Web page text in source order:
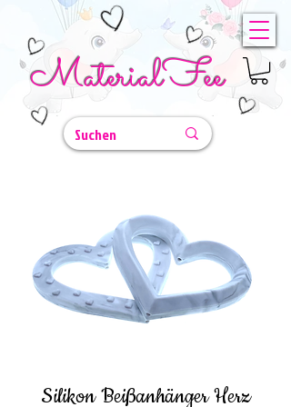
MaterialFee
Silikon Beißanhänger Herz